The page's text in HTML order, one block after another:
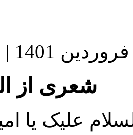
09 فروردین 1401 |
شعری از
علیک یا